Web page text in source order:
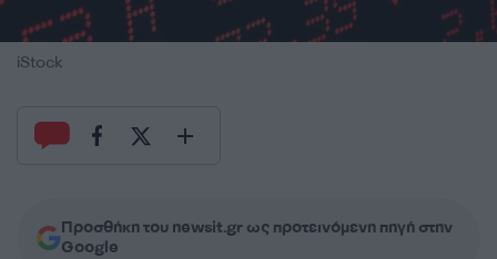
iStock
Προσθήκη του newsit.gr ως προτεινόμενη πηγή στην
Google